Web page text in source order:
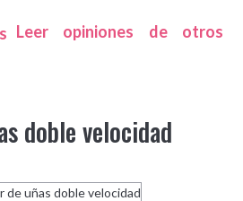
Leer opiniones de otros
doble velocidad